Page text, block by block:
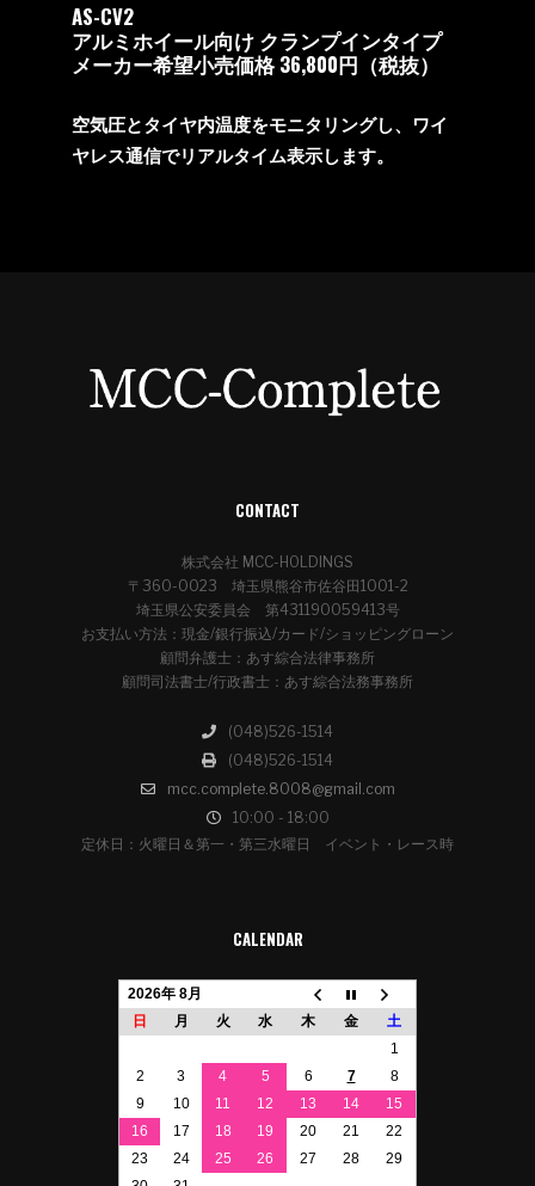
AS-CV2
アルミホイール向け クランプインタイプ
メーカー希望小売価格 36,800円（税抜）
空気圧とタイヤ内温度をモニタリングし、ワイ
ヤレス通信でリアルタイム表示します。
CONTACT
株式会社 MCC-HOLDINGS
〒360-0023 埼玉県熊谷市佐谷田1001-2
埼玉県公安委員会 第431190059413号
お支払い方法：現金/銀行振込/カード/ショッピングローン
顧問弁護士：あす綜合法律事務所
顧問司法書士/行政書士：あす綜合法務事務所
(048)526-1514
(048)526-1514
mcc.complete.8008@gmail.com
10:00 - 18:00
定休日：火曜日＆第一・第三水曜日 イベント・レース時
CALENDAR
2026年 8月
日
月 火 水 木 金
土
1
2
3 4 5 6 7
8
9
10 11 12 13 14
15
16
17 18 19 20 21
22
23
24 25 26 27 28
29